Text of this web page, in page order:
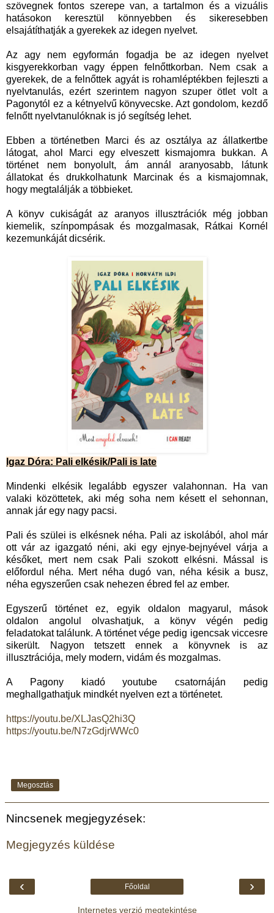
szövegnek fontos szerepe van, a tartalmon és a vizuális
hatásokon keresztül könnyebben és sikeresebben
elsajátíthatják a gyerekek az idegen nyelvet.
Az agy nem egyformán fogadja be az idegen nyelvet
kisgyerekkorban vagy éppen felnőttkorban. Nem csak a
gyerekek, de a felnőttek agyát is rohamléptékben fejleszti a
nyelvtanulás, ezért szerintem nagyon szuper ötlet volt a
Pagonytól ez a kétnyelvű könyvecske. Azt gondolom, kezdő
felnőtt nyelvtanulóknak is jó segítség lehet.
Ebben a történetben Marci és az osztálya az állatkertbe
látogat, ahol Marci egy elveszett kismajomra bukkan. A
történet nem bonyolult, ám annál aranyosabb, látunk
állatokat és drukkolhatunk Marcinak és a kismajomnak,
hogy megtalálják a többieket.
A könyv cukiságát az aranyos illusztrációk még jobban
kiemelik, színpompásak és mozgalmasak, Rátkai Kornél
kezemunkáját dicsérik.
Igaz Dóra: Pali elkésik/Pali is late
Mindenki elkésik legalább egyszer valahonnan. Ha van
valaki közöttetek, aki még soha nem késett el sehonnan,
annak jár egy nagy pacsi.
Pali és szülei is elkésnek néha. Pali az iskolából, ahol már
ott vár az igazgató néni, aki egy ejnye-bejnyével várja a
későket, mert nem csak Pali szokott elkésni. Mással is
előfordul néha. Mert néha dugó van, néha késik a busz,
néha egyszerűen csak nehezen ébred fel az ember.
Egyszerű történet ez, egyik oldalon magyarul, mások
oldalon angolul olvashatjuk, a könyv végén pedig
feladatokat találunk. A történet vége pedig igencsak viccesre
sikerült. Nagyon tetszett ennek a könyvnek is az
illusztrációja, mely modern, vidám és mozgalmas.
A Pagony kiadó youtube csatornáján pedig
meghallgathatjuk mindkét nyelven ezt a történetet.
https://youtu.be/XLJasQ2hi3Q
https://youtu.be/N7zGdjrWWc0
Megosztás
Nincsenek megjegyzések:
Megjegyzés küldése
‹ ›
Főoldal
Internetes verzió megtekintése